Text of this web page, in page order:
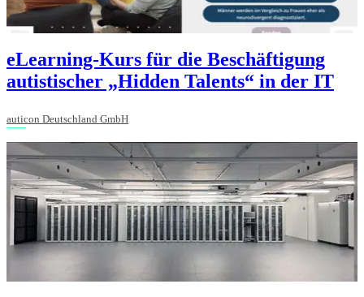
eLearning-Kurs für die Beschäftigung
autistischer „Hidden Talents“ in der IT
auticon Deutschland GmbH